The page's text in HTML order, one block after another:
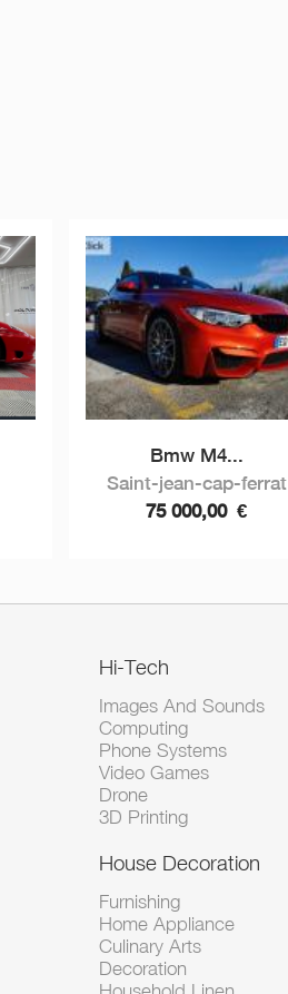
Bmw M4...
Saint-jean-cap-ferrat
75 000,00 €
Hi-Tech
Images And Sounds
Computing
Phone Systems
Video Games
Drone
3D Printing
House Decoration
Furnishing
Home Appliance
Culinary Arts
Decoration